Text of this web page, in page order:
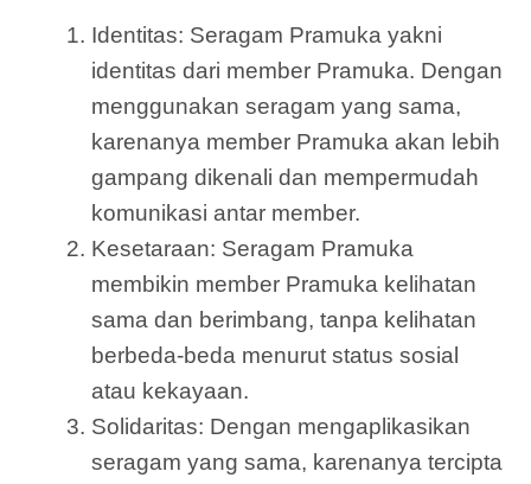
Identitas: Seragam Pramuka yakni
identitas dari member Pramuka. Dengan
menggunakan seragam yang sama,
karenanya member Pramuka akan lebih
gampang dikenali dan mempermudah
komunikasi antar member.
Kesetaraan: Seragam Pramuka
membikin member Pramuka kelihatan
sama dan berimbang, tanpa kelihatan
berbeda-beda menurut status sosial
atau kekayaan.
Solidaritas: Dengan mengaplikasikan
seragam yang sama, karenanya tercipta